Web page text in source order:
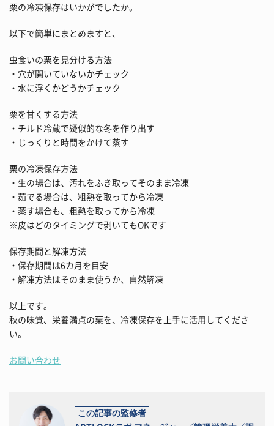
栗の冷凍保存はいかがでしたか。
以下で簡単にまとめますと、
虫食いの栗を見分ける方法
・穴が開いていないかチェック
・水に浮くかどうかチェック
栗を甘くする方法
・チルド冷蔵で疑似的な冬を作り出す
・じっくりと時間をかけて蒸す
栗の冷凍保存方法
・生の場合は、汚れをふき取ってそのまま冷凍
・茹でる場合は、粗熱を取ってから冷凍
・蒸す場合も、粗熱を取ってから冷凍
※皮はどのタイミングで剥いてもOKです
保存期間と解凍方法
・保存期間は6カ月を目安
・解凍方法はそのまま使うか、自然解凍
以上です。
秋の味覚、栄養満点の栗を、冷凍保存を上手に活用してくださ
い。
お問い合わせ
この記事の監修者